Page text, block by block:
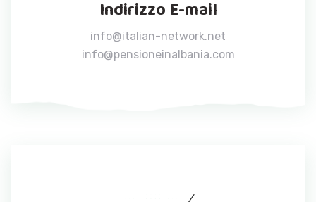
Indirizzo E-mail
info@italian-network.net
info@pensioneinalbania.com